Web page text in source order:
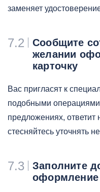
заменяет
7.2
Сообщите
желании
карточку
Вас пригласят к
подобными
предложениях,
стесняйтесь уточнять
7.3
Заполните
оформление